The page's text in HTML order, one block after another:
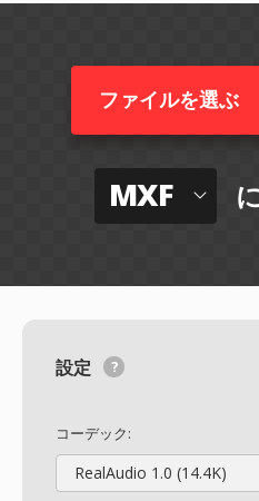
ファイルを選ぶ
MXF
設定
コーデック:
RealAudio 1.0 (14.4K)